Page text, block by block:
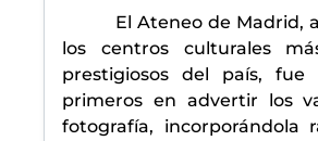
El Ateneo de Madrid, al
los centros culturales
prestigiosos del país,
primeros en advertir los
fotografía, incorporándola